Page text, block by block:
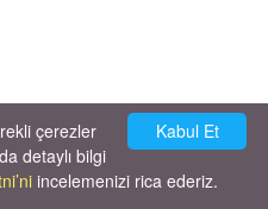
Kabul Et
çerezler
detaylı bilgi
incelemenizi rica ederiz.